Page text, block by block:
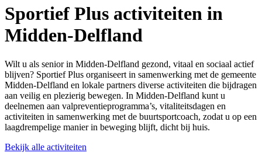
Sportief Plus activiteiten in
Midden-Delfland
Wilt u als senior in Midden-Delfland gezond, vitaal en sociaal actief
blijven? Sportief Plus organiseert in samenwerking met de gemeente
Midden-Delfland en lokale partners diverse activiteiten die bijdragen
aan veilig en plezierig bewegen. In Midden-Delfland kunt u
deelnemen aan valpreventieprogramma’s, vitaliteitsdagen en
activiteiten in samenwerking met de buurtsportcoach, zodat u op een
laagdrempelige manier in beweging blijft, dicht bij huis.
Bekijk alle activiteiten